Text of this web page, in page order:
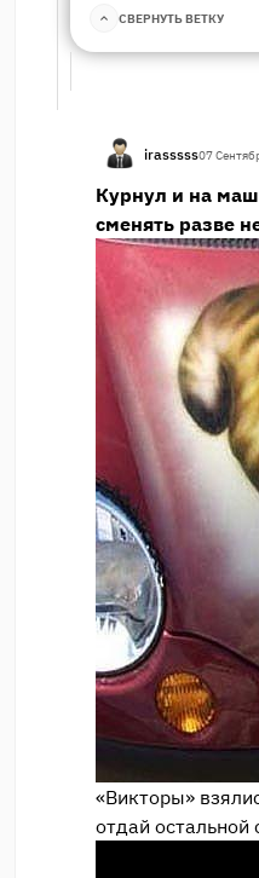
СВЕРНУТЬ ВЕТКУ
irasssss07
Курнул и на
сменять разве
«Викторы»
отдай